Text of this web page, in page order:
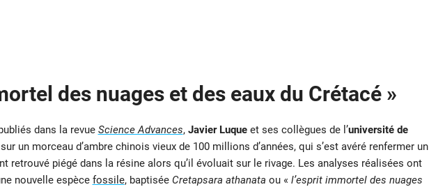
des nuages et des eaux du Crétacé »
dans la revue Science Advances, Javier Luqueet ses collègues de l’université de
un morceau d’ambre chinois vieux de 100 millions d’années, qui s’est avéré renfermer un
retrouvé piégé dans la résine alors qu’il évoluait sur le rivage. Les analyses réalisées ont
nouvelle espèce fossile, baptisée Cretapsara athanata ou « l’esprit immortel des nuages